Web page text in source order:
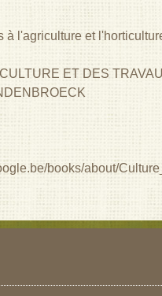
à l'agriculture et
ET DES
books/about/